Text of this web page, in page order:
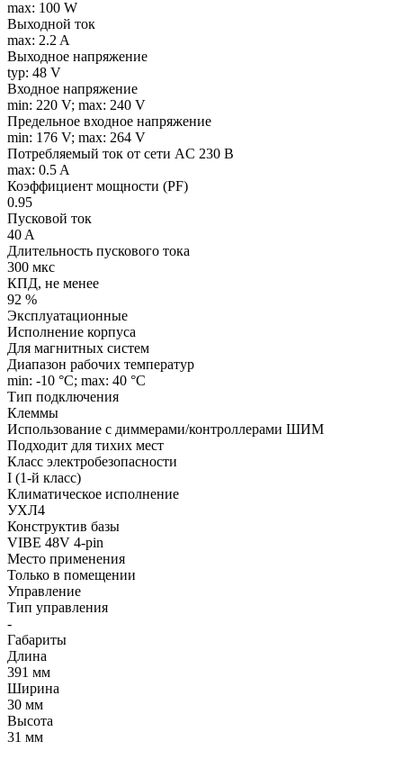
max: 100 W
Выходной ток
max: 2.2 A
Выходное напряжение
typ: 48 V
Входное напряжение
min: 220 V; max: 240 V
Предельное входное напряжение
min: 176 V; max: 264 V
Потребляемый ток от сети AC 230 В
max: 0.5 A
Коэффициент мощности (PF)
0.95
Пусковой ток
40 A
Длительность пускового тока
300 мкс
КПД, не менее
92 %
Эксплуатационные
Исполнение корпуса
Для магнитных систем
Диапазон рабочих температур
min: -10 °C; max: 40 °C
Тип подключения
Клеммы
Использование с диммерами/контроллерами ШИМ
Подходит для тихих мест
Класс электробезопасности
I (1-й класс)
Климатическое исполнение
УХЛ4
Конструктив базы
VIBE 48V 4-pin
Место применения
Только в помещении
Управление
Тип управления
-
Габариты
Длина
391 мм
Ширина
30 мм
Высота
31 мм